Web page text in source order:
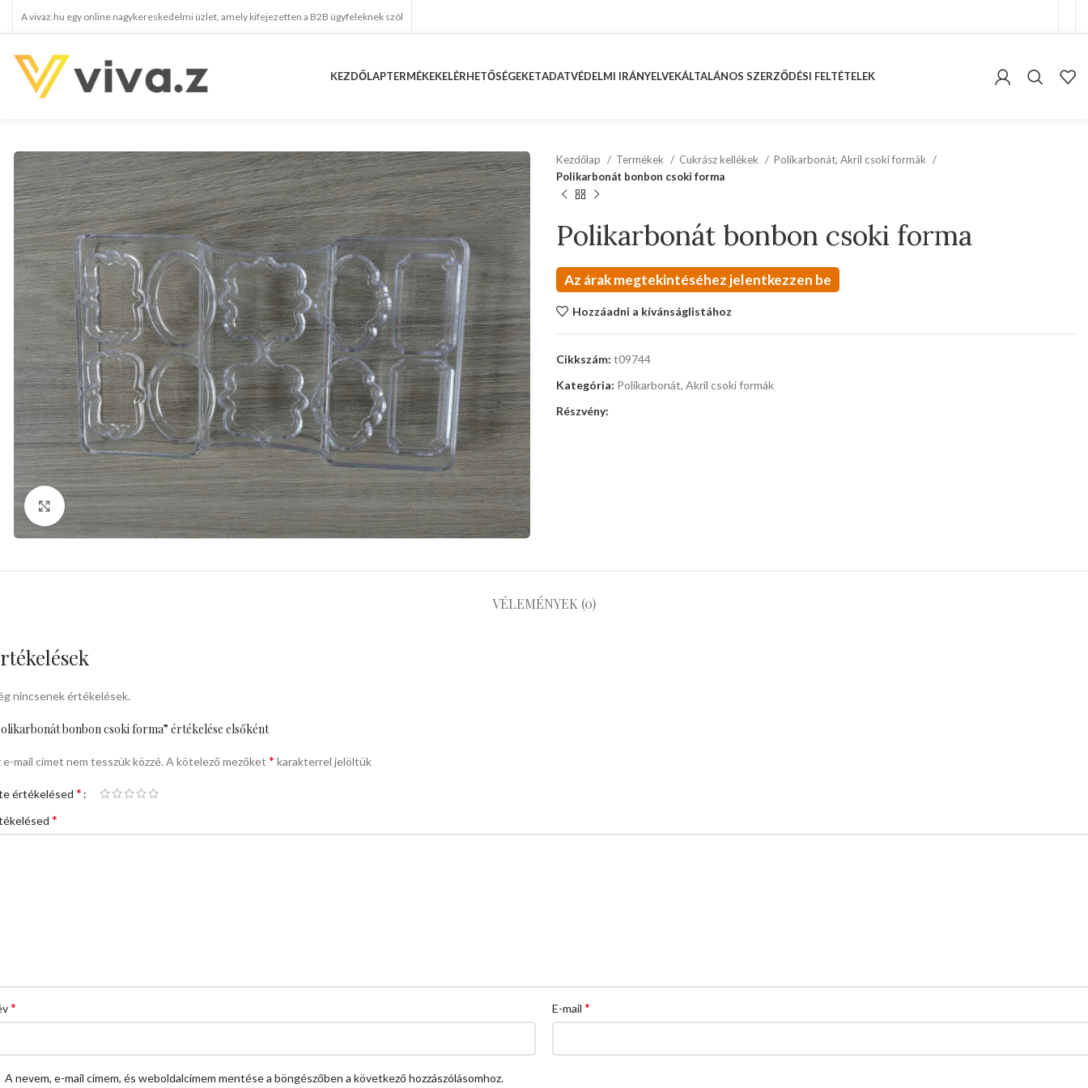
A vivaz.hu egy online nagykereskedelmi üzlet, amely kifejezetten a B2B ügyfeleknek szól
KEZDŐLAPTERMÉKEKELÉRHETŐSÉGEKETADATVÉDELMI IRÁNYELVEKÁLTALÁNOS SZERZŐDÉSI FELTÉTELEK
kattints a kinagyításhoz
Kezdőlap Termékek Cukrász kellékek
Polikarbonát, Akril csoki formák
Polikarbonát bonbon csoki forma
Polikarbonát bonbon csoki forma
Az árak megtekintéséhez jelentkezzen be
Hozzáadni a kívánságlistához
Cikkszám: t09744
Kategória: Polikarbonát, Akril csoki formák
Részvény:
VÉLEMÉNYEK (0)
nincsenek értékelések.
bonbon csoki forma” értékelése elsőként
e-mail címet nem tesszük közzé.A kötelező mezőket * karakterrel jelöltük
értékelésed *
*
* E-mail *
A nevem, e-mail címem, és weboldalcímem mentése a böngészőben a következő hozzászólásomhoz.